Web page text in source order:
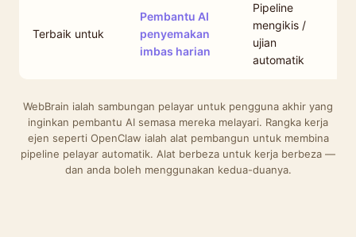
Terbaik untuk
Pembantu AI
penyemakan
imbas harian
Pipeline
mengikis /
ujian
automatik
WebBrain ialah sambungan pelayar untuk pengguna akhir yang
inginkan pembantu AI semasa mereka melayari. Rangka kerja
ejen seperti OpenClaw ialah alat pembangun untuk membina
pipeline pelayar automatik. Alat berbeza untuk kerja berbeza —
dan anda boleh menggunakan kedua-duanya.